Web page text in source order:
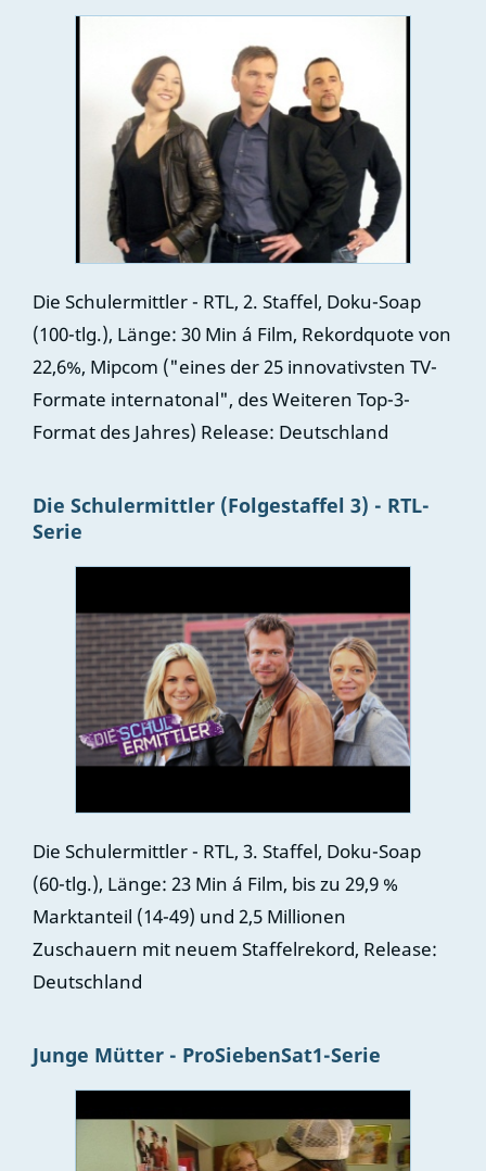
Die Schulermittler - RTL, 2. Staffel, Doku-Soap
(100-tlg.), Länge: 30 Min á Film, Rekordquote von
22,6%, Mipcom ("eines der 25 innovativsten TV-
Formate internatonal", des Weiteren Top-3-
Format des Jahres) Release: Deutschland
Die Schulermittler (Folgestaffel 3) - RTL-
Serie
Die Schulermittler - RTL, 3. Staffel, Doku-Soap
(60-tlg.), Länge: 23 Min á Film, bis zu 29,9 %
Marktanteil (14-49) und 2,5 Millionen
Zuschauern mit neuem Staffelrekord, Release:
Deutschland
Junge Mütter - ProSiebenSat1-Serie